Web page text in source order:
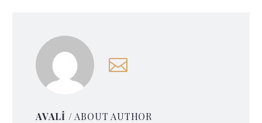
AVALI / ABOUT AUTHOR